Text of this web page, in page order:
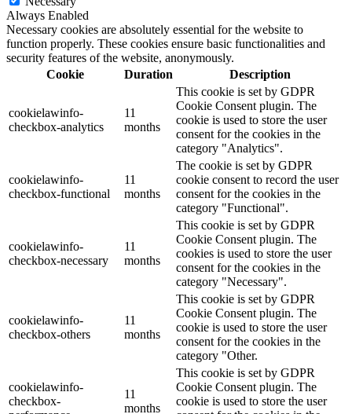
Always Enabled
Necessary cookies are absolutely essential for the website to
function properly. These cookies ensure basic functionalities and
security features of the website, anonymously.
Cookie
Duration Description
cookielawinfo-
checkbox-analytics
11
months
This cookie is set by GDPR
Cookie Consent plugin. The
cookie is used to store the user
consent for the cookies in the
category "Analytics".
cookielawinfo-
checkbox-functional
11
months
The cookie is set by GDPR
cookie consent to record the user
consent for the cookies in the
category "Functional".
cookielawinfo-
checkbox-necessary
11
months
This cookie is set by GDPR
Cookie Consent plugin. The
cookies is used to store the user
consent for the cookies in the
category "Necessary".
cookielawinfo-
checkbox-others
11
months
This cookie is set by GDPR
Cookie Consent plugin. The
cookie is used to store the user
consent for the cookies in the
category "Other.
cookielawinfo-
checkbox-
11
months
This cookie is set by GDPR
Cookie Consent plugin. The
cookie is used to store the user